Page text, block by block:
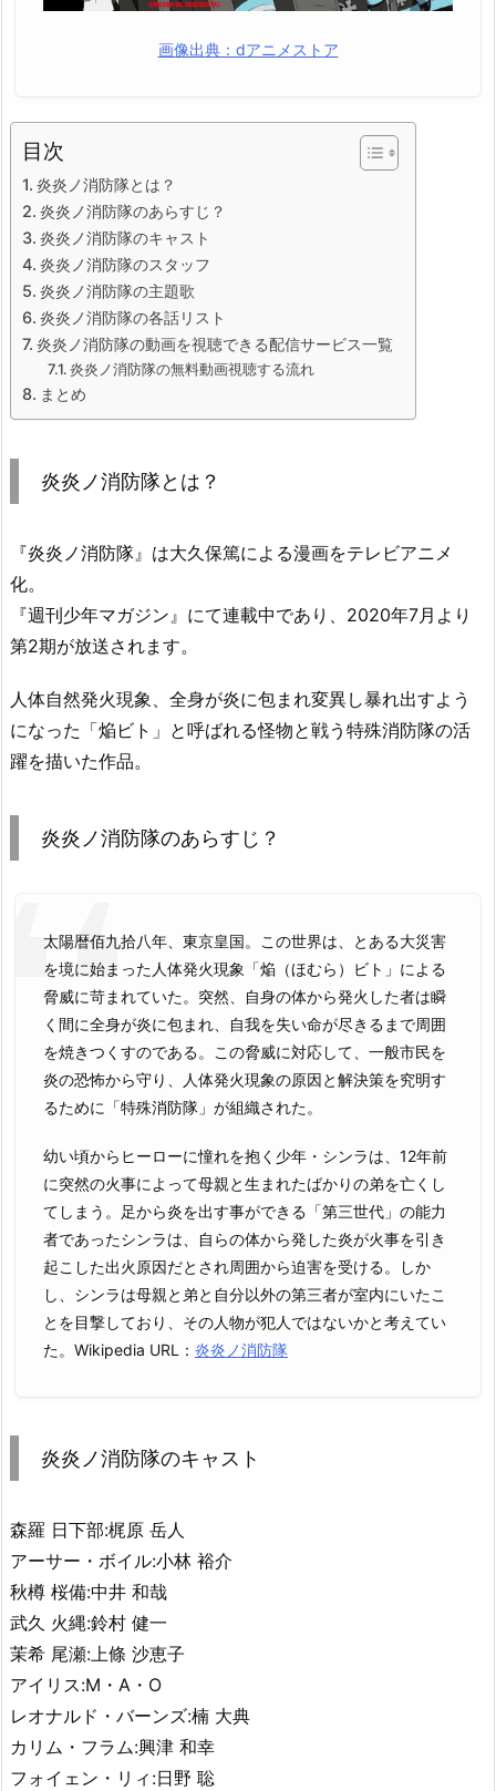
画像出典：dアニメストア
目次
炎炎ノ消防隊とは？
炎炎ノ消防隊のあらすじ？
炎炎ノ消防隊のキャスト
炎炎ノ消防隊のスタッフ
炎炎ノ消防隊の主題歌
炎炎ノ消防隊の各話リスト
炎炎ノ消防隊の動画を視聴できる配信サービス一覧
炎炎ノ消防隊の無料動画視聴する流れ
まとめ
炎炎ノ消防隊とは？
『炎炎ノ消防隊』は大久保篤による漫画をテレビアニメ
化。
『週刊少年マガジン』にて連載中であり、2020年7月より
第2期が放送されます。
人体自然発火現象、全身が炎に包まれ変異し暴れ出すよう
になった「焔ビト」と呼ばれる怪物と戦う特殊消防隊の活
躍を描いた作品。
炎炎ノ消防隊のあらすじ？
太陽暦佰九拾八年、東京皇国。この世界は、とある大災害
を境に始まった人体発火現象「焔（ほむら）ビト」による
脅威に苛まれていた。突然、自身の体から発火した者は瞬
く間に全身が炎に包まれ、自我を失い命が尽きるまで周囲
を焼きつくすのである。この脅威に対応して、一般市民を
炎の恐怖から守り、人体発火現象の原因と解決策を究明す
るために「特殊消防隊」が組織された。
幼い頃からヒーローに憧れを抱く少年・シンラは、12年前
に突然の火事によって母親と生まれたばかりの弟を亡くし
てしまう。足から炎を出す事ができる「第三世代」の能力
者であったシンラは、自らの体から発した炎が火事を引き
起こした出火原因だとされ周囲から迫害を受ける。しか
し、シンラは母親と弟と自分以外の第三者が室内にいたこ
とを目撃しており、その人物が犯人ではないかと考えてい
た。Wikipedia URL： 炎炎ノ消防隊
炎炎ノ消防隊のキャスト
森羅 日下部:梶原 岳人
アーサー・ボイル:小林 裕介
秋樽 桜備:中井 和哉
武久 火縄:鈴村 健一
茉希 尾瀬:上條 沙恵子
アイリス:M・A・O
レオナルド・バーンズ:楠 大典
カリム・フラム:興津 和幸
フォイェン・リィ:日野 聡